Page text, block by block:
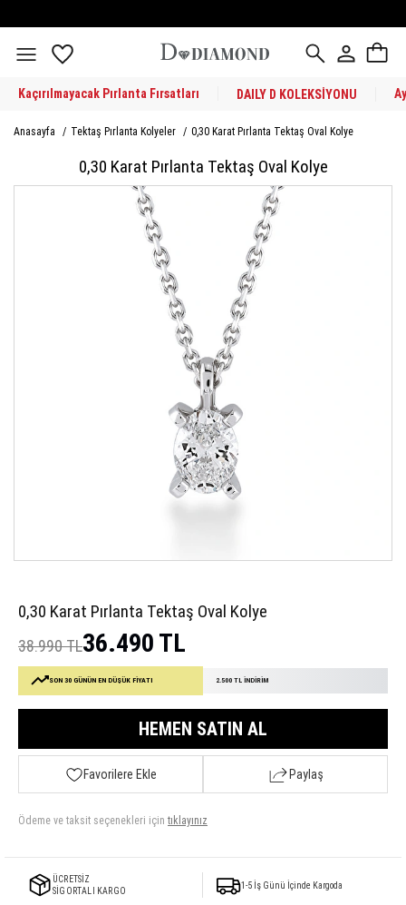
Kaçırılmayacak Pırlanta Fırsatları DAILY D KOLEKSİYONU
Anasayfa / Tektaş Pırlanta Kolyeler / 0,30 Karat Pırlanta Tektaş Oval Kolye
0,30 Karat Pırlanta Tektaş Oval Kolye
0,30 Karat Pırlanta Tektaş Oval Kolye
38.990 TL36.490 TL
SON 30 GÜNÜN EN DÜŞÜK FİYATI 2.500 TL İNDİRİM
HEMEN SATIN AL
Favorilere Ekle Paylaş
Ödeme ve taksit seçenekleri için tıklayınız
ÜCRETSİZ
SİGORTALI KARGO
1-5 İş Günü İçinde Kargoda